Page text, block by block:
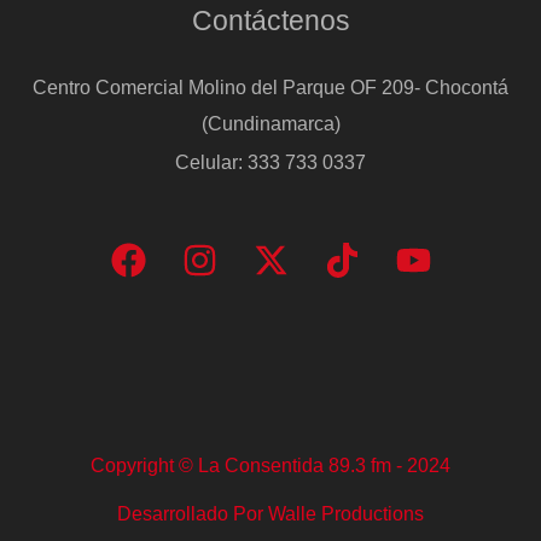
Contáctenos
Centro Comercial Molino del Parque OF 209- Chocontá
(Cundinamarca)
Celular: 333 733 0337
Copyright © La Consentida 89.3 fm - 2024
Desarrollado Por Walle Productions